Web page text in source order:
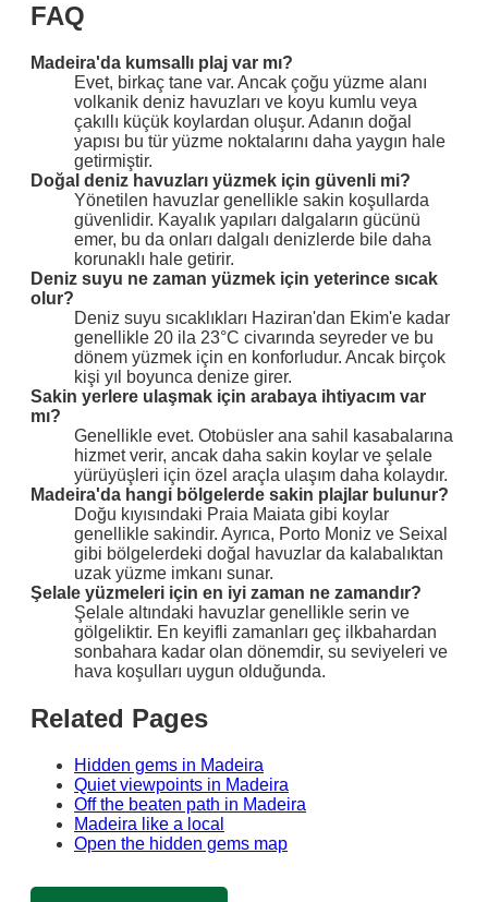
FAQ
Madeira'da kumsallı plaj var mı?
Evet, birkaç tane var. Ancak çoğu yüzme alanı
volkanik deniz havuzları ve koyu kumlu veya
çakıllı küçük koylardan oluşur. Adanın doğal
yapısı bu tür yüzme noktalarını daha yaygın hale
getirmiştir.
Doğal deniz havuzları yüzmek için güvenli mi?
Yönetilen havuzlar genellikle sakin koşullarda
güvenlidir. Kayalık yapıları dalgaların gücünü
emer, bu da onları dalgalı denizlerde bile daha
korunaklı hale getirir.
Deniz suyu ne zaman yüzmek için yeterince sıcak
olur?
Deniz suyu sıcaklıkları Haziran'dan Ekim'e kadar
genellikle 20 ila 23°C civarında seyreder ve bu
dönem yüzmek için en konforludur. Ancak birçok
kişi yıl boyunca denize girer.
Sakin yerlere ulaşmak için arabaya ihtiyacım var
mı?
Genellikle evet. Otobüsler ana sahil kasabalarına
hizmet verir, ancak daha sakin koylar ve şelale
yürüyüşleri için özel araçla ulaşım daha kolaydır.
Madeira'da hangi bölgelerde sakin plajlar bulunur?
Doğu kıyısındaki Praia Maiata gibi koylar
genellikle sakindir. Ayrıca, Porto Moniz ve Seixal
gibi bölgelerdeki doğal havuzlar da kalabalıktan
uzak yüzme imkanı sunar.
Şelale yüzmeleri için en iyi zaman ne zamandır?
Şelale altındaki havuzlar genellikle serin ve
gölgeliktir. En keyifli zamanları geç ilkbahardan
sonbahara kadar olan dönemdir, su seviyeleri ve
hava koşulları uygun olduğunda.
Related Pages
Hidden gems in Madeira
Quiet viewpoints in Madeira
Off the beaten path in Madeira
Madeira like a local
Open the hidden gems map